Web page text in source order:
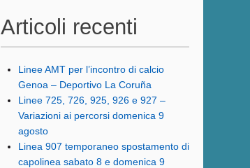
Articoli recenti
Linee AMT per l’incontro di calcio
Genoa – Deportivo La Coruña
Linee 725, 726, 925, 926 e 927 –
Variazioni ai percorsi domenica 9
agosto
Linea 907 temporaneo spostamento di
capolinea sabato 8 e domenica 9